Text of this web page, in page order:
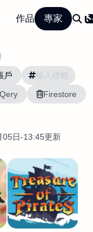
作品 專家
戶
Firestore
05日-13:45更新